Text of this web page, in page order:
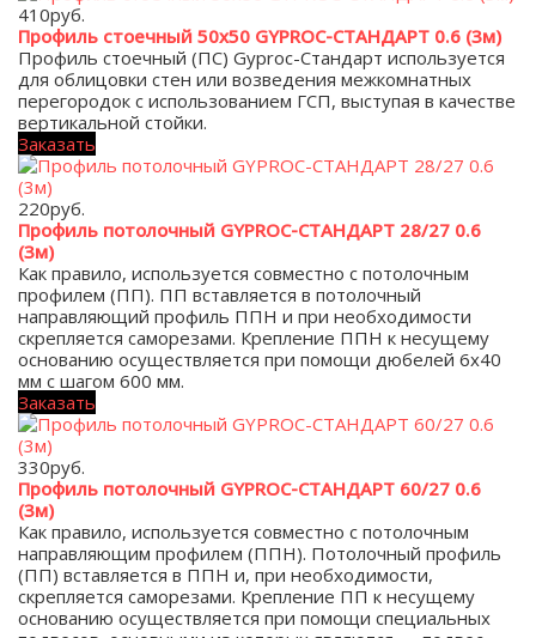
410руб.
Профиль стоечный 50х50 GYPROC-СТАНДАРТ 0.6 (3м)
Профиль стоечный (ПС) Gyproc-Стандарт используется
для облицовки стен или возведения межкомнатных
перегородок с использованием ГСП, выступая в качестве
вертикальной стойки.
Заказать
220руб.
Профиль потолочный GYPROC-СТАНДАРТ 28/27 0.6
(3м)
Как правило, используется совместно с потолочным
профилем (ПП). ПП вставляется в потолочный
направляющий профиль ППН и при необходимости
скрепляется саморезами. Крепление ППН к несущему
основанию осуществляется при помощи дюбелей 6х40
мм с шагом 600 мм.
Заказать
330руб.
Профиль потолочный GYPROC-СТАНДАРТ 60/27 0.6
(3м)
Как правило, используется совместно с потолочным
направляющим профилем (ППН). Потолочный профиль
(ПП) вставляется в ППН и, при необходимости,
скрепляется саморезами. Крепление ПП к несущему
основанию осуществляется при помощи специальных